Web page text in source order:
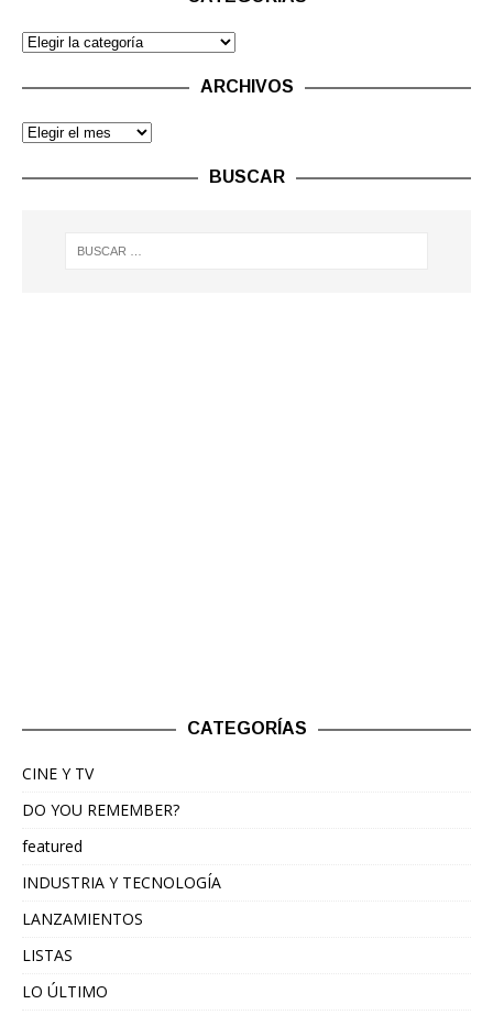
ARCHIVOS
BUSCAR
CATEGORÍAS
CINE Y TV
DO YOU REMEMBER?
featured
INDUSTRIA Y TECNOLOGÍA
LANZAMIENTOS
LISTAS
LO ÚLTIMO